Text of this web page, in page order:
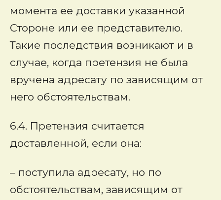
момента ее доставки указанной
Стороне или ее представителю.
Такие последствия возникают и в
случае, когда претензия не была
вручена адресату по зависящим от
него обстоятельствам.
6.4. Претензия считается
доставленной, если она:
– поступила адресату, но по
обстоятельствам, зависящим от